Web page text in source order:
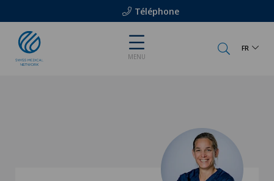
Téléphone
MENU
FR